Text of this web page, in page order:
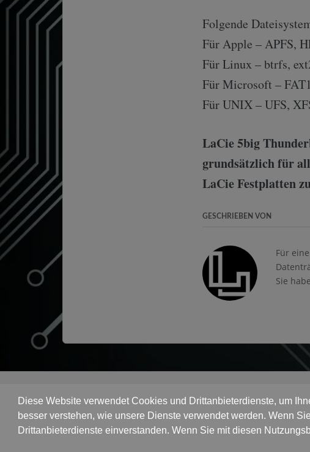
Folgende
Für Apple – APFS,
Für Linux – btrfs,
Für Microsoft –
Für UNIX – UFS,
LaCie 5big
grundsätzlich für
LaCie Festplatten
GESCHRIEBEN VON
Für
Sie
Diese Website verwendet Cookies und Drittanbieterdienste, um
besser verstehen, wie unsere Dienste verwendet werden. Wenn
Drittanbieterdienste einverstanden. Wenn Sie mit diesen